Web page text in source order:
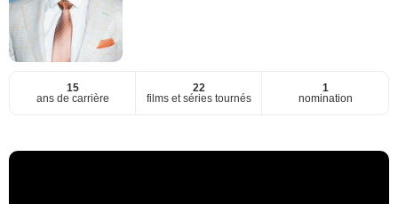
15
ans de carrière
22
films et séries tournés
1
nomination